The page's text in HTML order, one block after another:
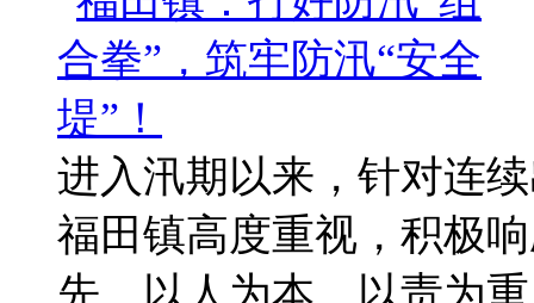
进入汛期以来，针对连
福田镇高度重视，积极
先、以人为本、以责为